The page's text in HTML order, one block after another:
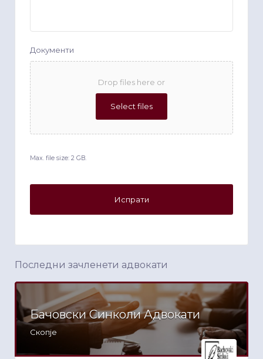
Документи
Drop files here or
Select files
Max. file size: 2 GB.
Последни зачленети адвокати
Бачовски Синколи Адвокати
Скопје